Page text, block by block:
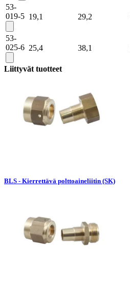
53-
019-5 19,1 29,2
53-
025-6 25,4 38,1
Liittyvät tuotteet
BLS - Kierrettävä polttoaineliitin (SK)